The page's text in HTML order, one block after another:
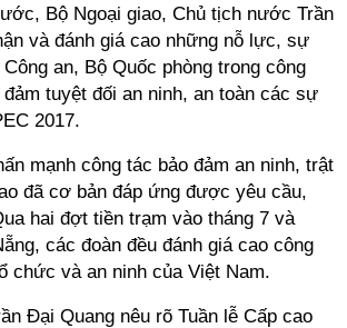
Bộ Ngoại giao, Chủ tịch nước Trần
và đánh giá cao những nỗ lực, sự
an, Bộ Quốc phòng trong công
tuyệt đối an ninh, an toàn các sự
2017.
mạnh công tác bảo đảm an ninh, trật
đã cơ bản đáp ứng được yêu cầu,
hai đợt tiền trạm vào tháng 7 và
các đoàn đều đánh giá cao công
chức và an ninh của Việt Nam.
Đại Quang nêu rõ Tuần lễ Cấp cao